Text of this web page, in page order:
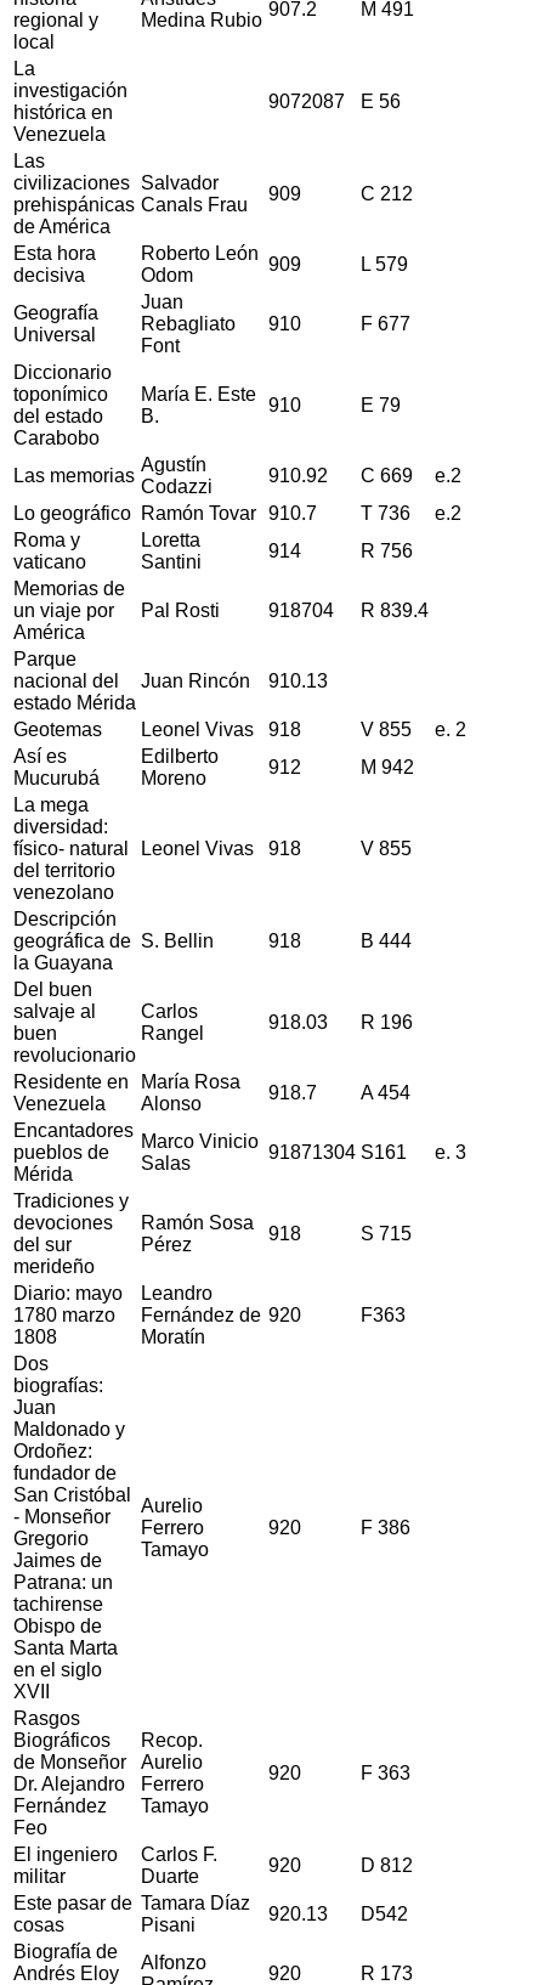
regional y
local
Medina Rubio
907.2 M 491
La
investigación
histórica en
Venezuela
9072087 E 56
Las
civilizaciones
prehispánicas
de América
Salvador
Canals Frau
909 C 212
Esta hora
decisiva
Roberto León
Odom
909 L 579
Geografía
Universal
Juan
Rebagliato
Font
910 F 677
Diccionario
toponímico
del estado
Carabobo
María E. Este
B.
910 E 79
Las memorias
Agustín
Codazzi
910.92 C 669
e.2
Lo geográfico Ramón Tovar 910.7 T 736
e.2
Roma y
vaticano
Loretta
Santini
914
R 756
Memorias de
un viaje por
América
Pal Rosti 918704 R 839.4
Parque
nacional del
estado Mérida
Juan Rincón 910.13
Geotemas Leonel Vivas 918 V 855
e. 2
Así es
Mucurubá
Edilberto
Moreno
912
M 942
La mega
diversidad:
físico- natural
del territorio
venezolano
Leonel Vivas 918 V 855
Descripción
geográfica de
la Guayana
S. Bellin 918 B 444
Del buen
salvaje al
buen
revolucionario
Carlos
Rangel
918.03 R 196
Residente en
Venezuela
María Rosa
Alonso
918.7
A 454
Encantadores
pueblos de
Mérida
Marco Vinicio
Salas
91871304 S161 e. 3
Tradiciones y
devociones
del sur
merideño
Ramón Sosa
Pérez
918 S 715
Diario: mayo
1780 marzo
1808
Leandro
Fernández de
Moratín
920 F363
Dos
biografías:
Juan
Maldonado y
Ordoñez:
fundador de
San Cristóbal
- Monseñor
Gregorio
Jaimes de
Patrana: un
tachirense
Obispo de
Santa Marta
en el siglo
XVII
Aurelio
Ferrero
Tamayo
920 F 386
Rasgos
Biográficos
de Monseñor
Dr. Alejandro
Fernández
Feo
Recop.
Aurelio
Ferrero
Tamayo
920 F 363
El ingeniero
militar
Carlos F.
Duarte
920
D 812
Este pasar de
cosas
Tamara Díaz
Pisani
920.13
D542
Biografía de
Andrés Eloy
Alfonzo
920 R 173